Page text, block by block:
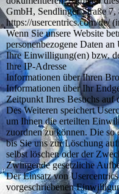
GmbH, Sendlinger Straße
https://usercentrics.com/de/
Wenn Sie unsere Website
personenbezogene Daten an
Ihre Einwilligung(en) bzw.
Ihre IP-Adresse
Informationen über Ihren
Informationen über Ihr
Zeitpunkt Ihres Besuchs auf
Des Weiteren speichert
um Ihnen die erteilten
zuordnen zu können. Die so
bis Sie uns zur Löschung
selbst löschen oder der
Zwingende gesetzliche
Der Einsatz von
vorgeschriebenen